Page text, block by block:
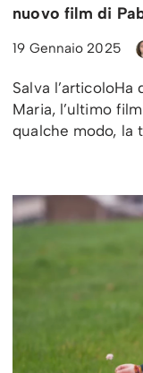
nuovo film di
19 Gennaio 2025
Salva
Maria, l’ultimo
qualche modo, la